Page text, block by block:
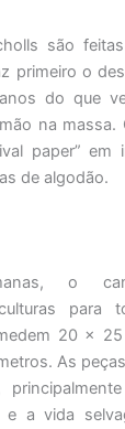
são
primeiro o
do que
na massa.
paper”
de algodão.
o
para
20 x
As
e a vida